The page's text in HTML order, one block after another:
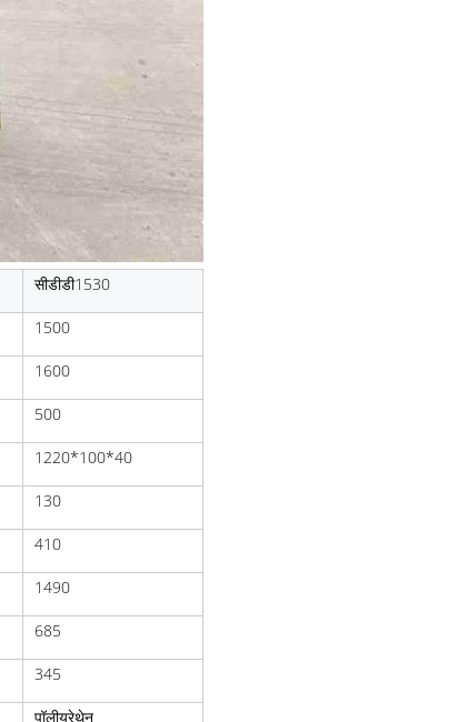
सीडीडी1530
1500
1600
500
1220*100*40
130
410
1490
685
345
पॉलीयूरेथेन